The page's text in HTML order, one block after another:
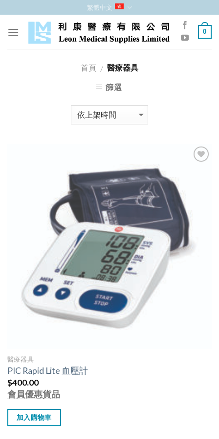
至
繁體中文
0
首頁 / 醫療器具
篩選
醫療器具
PIC Rapid Lite 血壓計
$400.00
會員優惠貨品
加入購物車